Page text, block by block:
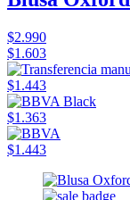
$2.990
$1.603
$1.443
$1.363
$1.443